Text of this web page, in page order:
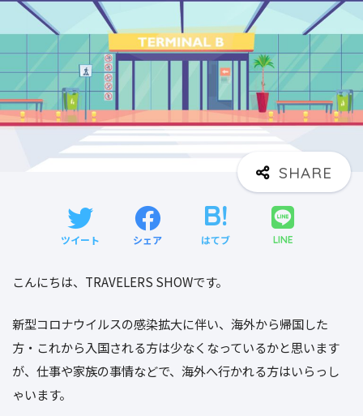
ツイート シェア はてブ LINE
こんにちは、TRAVELERS SHOWです。
新型コロナウイルスの感染拡大に伴い、海外から帰国した
方・これから入国される方は少なくなっているかと思います
が、仕事や家族の事情などで、海外へ行かれる方はいらっし
ゃいます。